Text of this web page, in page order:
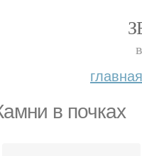
главная
в почках